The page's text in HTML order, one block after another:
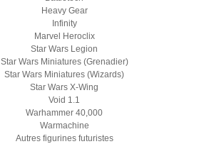
Heavy Gear
Infinity
Marvel Heroclix
Star Wars Legion
Star Wars Miniatures (Grenadier)
Star Wars Miniatures (Wizards)
Star Wars X-Wing
Void 1.1
Warhammer 40,000
Warmachine
Autres figurines futuristes